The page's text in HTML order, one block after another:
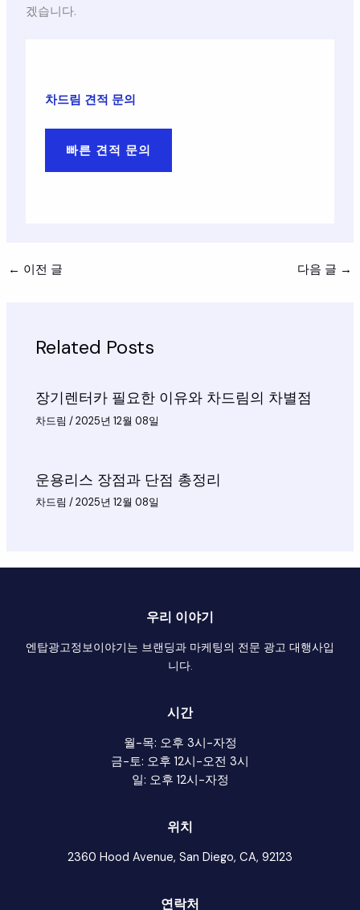
겠습니다.
차드림 견적 문의
빠른 견적 문의
← 이전 글 다음 글 →
Related Posts
장기렌터카 필요한 이유와 차드림의 차별점
차드림 /2025년 12월 08일
운용리스 장점과 단점 총정리
차드림 /2025년 12월 08일
우리 이야기
엔탑광고정보이야기는 브랜딩과 마케팅의 전문 광고 대행사입
니다.
시간
월-목: 오후 3시-자정
금-토: 오후 12시-오전 3시
일: 오후 12시-자정
위치
2360 Hood Avenue, San Diego, CA, 92123
연락처